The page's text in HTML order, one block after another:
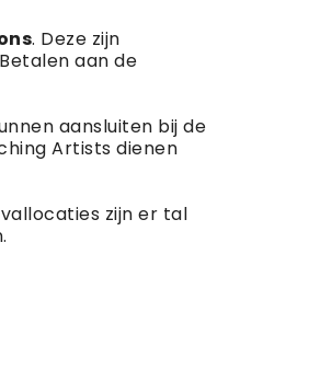
. Deze zijn
aan de
aansluiten bij de
Artists dienen
zijn er tal